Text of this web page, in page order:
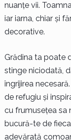
nuanțe vii.
iar iarna, chiar și
decorative.
Grădina ta poate
stinge niciodată,
îngrijirea
de refugiu și
cu frumusețea sa
bucură-te de
adevărată